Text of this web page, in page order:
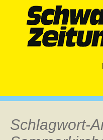
Schlagwort-